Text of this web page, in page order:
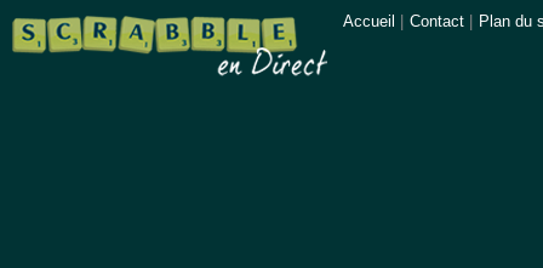
Accueil Contact Plan du